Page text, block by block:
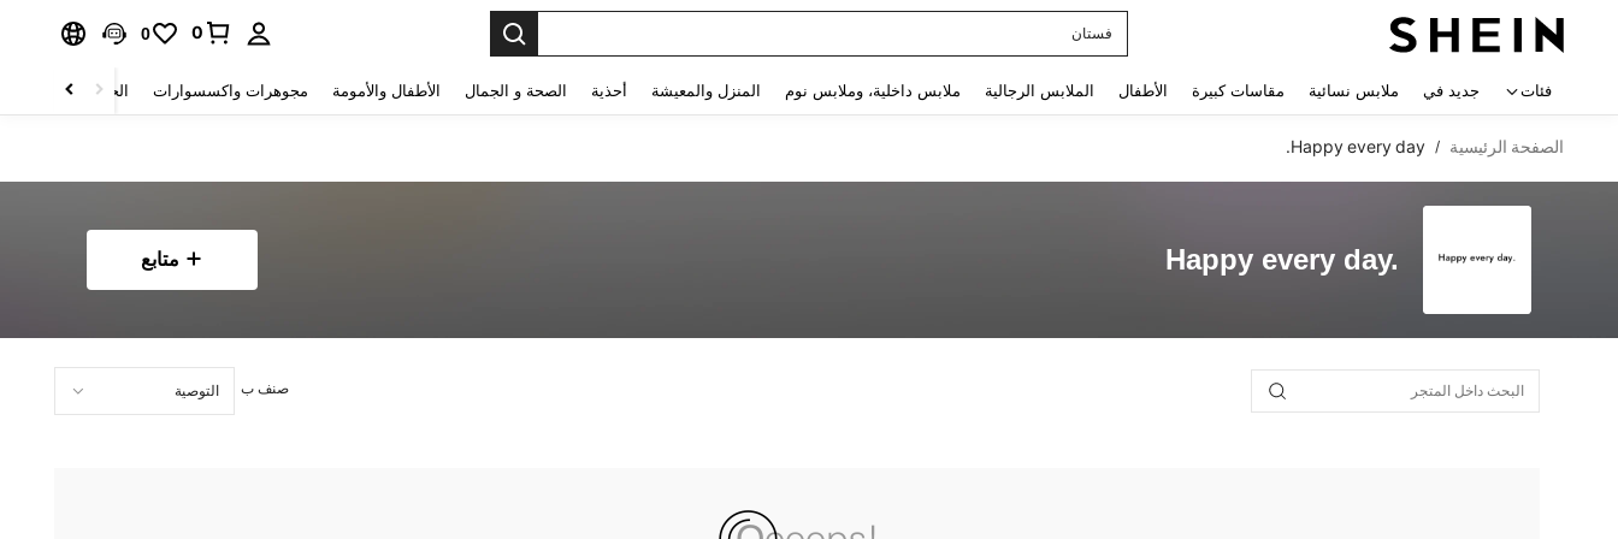
فستان
0
0
فئات جديد في ملابس نسائية مقاسات كبيرة الأطفال الملابس الرجالية ملابس داخلية، وملابس نوم المنزل والمعيشة أحذية الصحة و الجمال الأطفال والأمومة مجوهرات واكسسوارات الحقائب والأمتعة
الصفحة الرئيسية /
Happy every day.
Happy every day. متابع
صنف ب